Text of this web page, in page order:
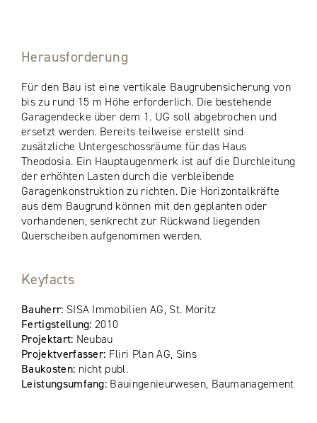
Herausforderung
Für den Bau ist eine vertikale Baugrubensicherung von
bis zu rund 15 m Höhe erforderlich. Die bestehende
Garagendecke über dem 1. UG soll abgebrochen und
ersetzt werden. Bereits teilweise erstellt sind
zusätzliche Untergeschossräume für das Haus
Theodosia. Ein Hauptaugenmerk ist auf die Durchleitung
der erhöhten Lasten durch die verbleibende
Garagenkonstruktion zu richten. Die Horizontalkräfte
aus dem Baugrund können mit den geplanten oder
vorhandenen, senkrecht zur Rückwand liegenden
Querscheiben aufgenommen werden.
Keyfacts
Bauherr: SISA Immobilien AG, St. Moritz
Fertigstellung:2010
Projektart: Neubau
Projektverfasser: Fliri Plan AG, Sins
Baukosten: nicht publ.
Leistungsumfang: Bauingenieurwesen, Baumanagement